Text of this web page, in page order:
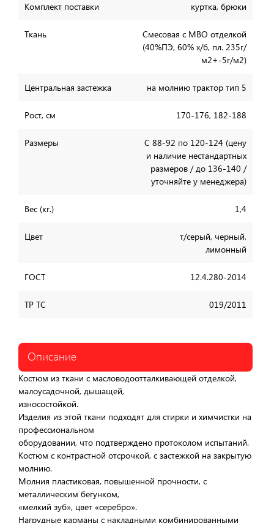
Комплект поставки куртка, брюки
Ткань
Смесовая с МВО отделкой
(40%ПЭ, 60% х/б, пл. 235г/
м2+-5г/м2)
Центральная застежка на молнию трактор тип 5
Рост, см 170-176, 182-188
Размеры
С 88-92 по 120-124 (цену
и наличие нестандартных
размеров / до 136-140 /
уточняйте у менеджера)
Вес (кг.) 1,4
Цвет
т/серый, черный,
лимонный
ГОСТ 12.4.280-2014
ТР ТС 019/2011
Описание
Костюм из ткани с масловодоотталкивающей отделкой,
малоусадочной, дышащей,
износостойкой.
Изделия из этой ткани подходят для стирки и химчистки на
профессиональном
оборудовании, что подтверждено протоколом испытаний.
Костюм с контрастной отсрочкой, с застежкой на закрытую
молнию.
Молния пластиковая, повышенной прочности, с
металлическим бегунком,
«мелкий зуб», цвет «серебро».
Нагрудные карманы с накладными комбинированными